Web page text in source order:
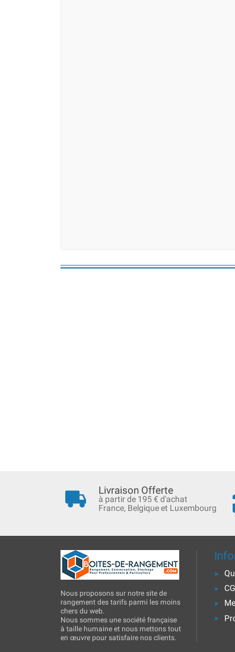
Livraison Offerte
à partir de 195 € d'achat
France, Belgique et Luxembourg
Nous proposons sur notre site de
rangement des tarifs parmi les moins
chers du web.
Nous sommes une société française
à taille humaine et nous mettons tout
en œuvre pour satisfaire nos clients.